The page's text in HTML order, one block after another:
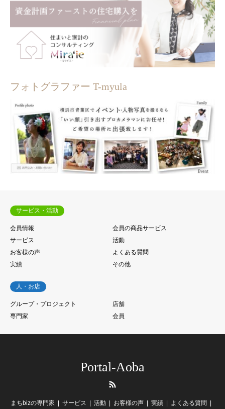
フォトグラファー T-myula
サービス・活動
会員情報
会員の商品サービス
サービス
活動
お客様の声
よくある質問
実績
その他
人・お店
グループ・プロジェクト
店舗
専門家
会員
Portal-Aoba
まちbizの専門家 サービス 活動 お客様の声 実績 よくある質問